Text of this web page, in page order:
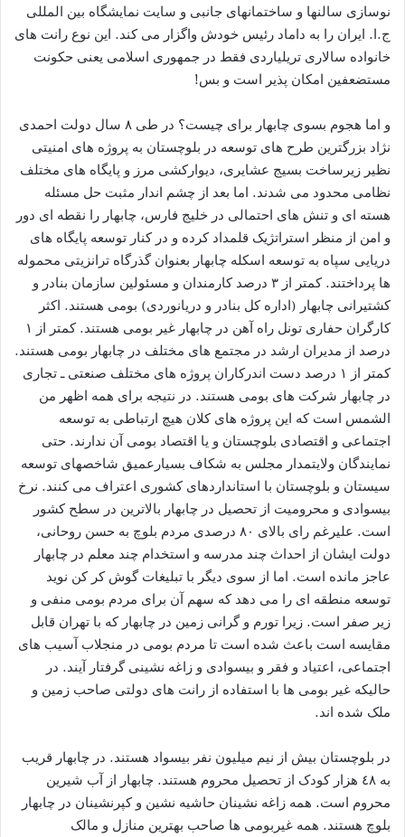
نوسازی سالنها و ساختمانهای جانبی و سایت نمایشگاه بین المللی
ج.ا. ایران را به داماد رئیس خودش واگزار می کند. این نوع رانت های
خانواده سالاری تریلیاردی فقط در جمهوری اسلامی یعنی حکونت
مستضعفین امکان پذیر است و بس!
و اما هجوم بسوی چابهار برای چیست؟ در طی ٨ سال دولت احمدی
نژاد بزرگترین طرح های توسعه در بلوچستان به پروژه های امنیتی
نظیر زیرساخت بسیج عشایری، دیوارکشی مرز و پایگاه های مختلف
نظامی محدود می شدند. اما بعد از چشم اندار مثبت حل مسئله
هسته ای و تنش های احتمالی در خلیج فارس، چابهار را نقطه ای دور
و امن از منظر استراتژیک قلمداد کرده و در کنار توسعه پایگاه های
دریایی سپاه به توسعه اسکله چابهار بعنوان گذرگاه ترانزیتی محموله
ها پرداختند. کمتر از ٣ درصد کارمندان و مسئولین سازمان بنادر و
کشتیرانی چابهار (اداره کل بنادر و دریانوردی) بومی هستند. اکثر
کارگران حفاری تونل راه آهن در چابهار غیر بومی هستند. کمتر از ١
درصد از مدیران ارشد در مجتمع های مختلف در چابهار بومی هستند.
کمتر از ١ درصد دست اندرکاران پروژه های مختلف صنعتی ـ تجاری
در چابهار شرکت های بومی هستند. در نتیجه برای همه اظهر من
الشمس است که این پروژه های کلان هیچ ارتباطی به توسعه
اجتماعی و اقتصادی بلوچستان و یا اقتصاد بومی آن ندارند. حتی
نمایندگان ولایتمدار مجلس به شکاف بسیارعمیق شاخصهای توسعه
سیستان و بلوچستان با استانداردهای کشوری اعتراف می کنند. نرخ
بیسوادی و محرومیت از تحصیل در چابهار بالاترین در سطح کشور
است. علیرغم رای بالای ٨٠ درصدی مردم بلوچ به حسن روحانی،
دولت ایشان از احداث چند مدرسه و استخدام چند معلم در چابهار
عاجز مانده است. اما از سوی دیگر با تبلیغات گوش کر کن نوید
توسعه منطقه ای را می دهد که سهم آن برای مردم بومی منفی و
زیر صفر است. زیرا تورم و گرانی زمین در چابهار که با تهران قابل
مقایسه است باعث شده است تا مردم بومی در منجلاب آسیب های
اجتماعی، اعتیاد و فقر و بیسوادی و زاغه نشینی گرفتار آیند. در
حالیکه غیر بومی ها با استفاده از رانت های دولتی صاحب زمین و
ملک شده اند.
در بلوچستان بیش از نیم میلیون نفر بیسواد هستند. در چابهار قریب
به ٤٨ هزار کودک از تحصیل محروم هستند. چابهار از آب شیرین
محروم است. همه زاغه نشینان حاشیه نشین و کپرنشینان در چابهار
بلوچ هستند. همه غیربومی ها صاحب بهترین منازل و مالک